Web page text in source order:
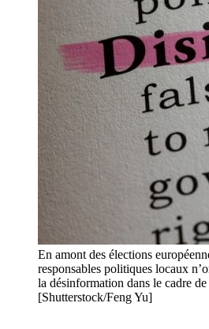
En amont des élections
responsables politiques locaux
la désinformation dans le cadre
[Shutterstock/Feng Yu]